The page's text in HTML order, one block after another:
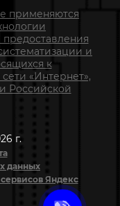
применяются
и
к
«Интернет»,
Российской
г.
данных
Яндекс